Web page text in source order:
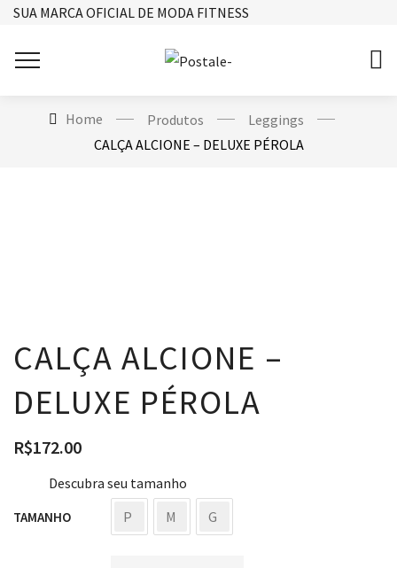
SUA MARCA OFICIAL DE MODA FITNESS
Home Produtos
Leggings
CALÇA ALCIONE – DELUXE PÉROLA
CALÇA ALCIONE –
DELUXE PÉROLA
R$172.00
Descubra seu tamanho
TAMANHO P M G